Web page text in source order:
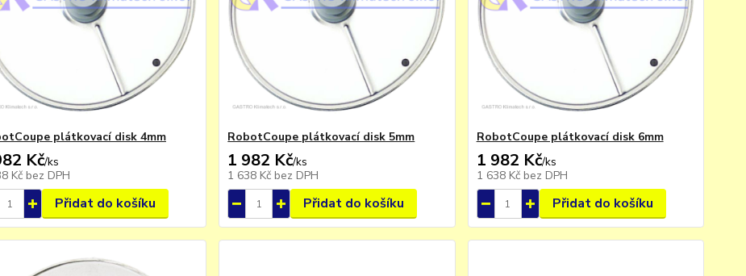
plátkovací disk 4mm
Kč/ks
Kč bez DPH
Přidat do košíku
RobotCoupe plátkovací disk 5mm
1 982 Kč/ks
1 638 Kč bez DPH
Přidat do košíku
RobotCoupe plátkovací disk 6mm
1 982 Kč/ks
1 638 Kč bez DPH
Přidat do košíku